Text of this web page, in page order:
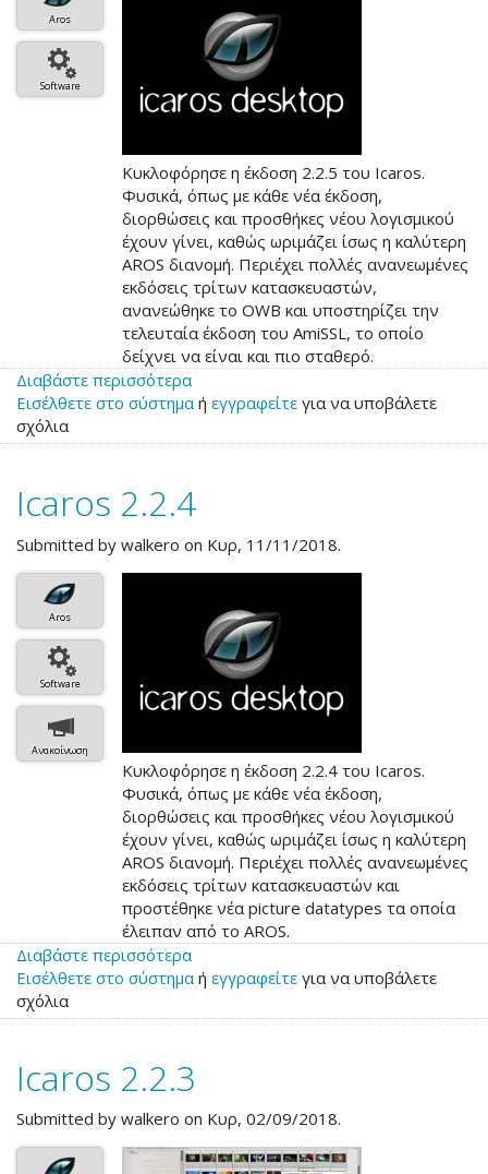
Aros
Software
Κυκλοφόρησε η έκδοση 2.2.5 του Icaros.
Φυσικά, όπως με κάθε νέα έκδοση,
διορθώσεις και προσθήκες νέου λογισμικού
έχουν γίνει, καθώς ωριμάζει ίσως η καλύτερη
AROS διανομή. Περιέχει πολλές ανανεωμένες
εκδόσεις τρίτων κατασκευαστών,
ανανεώθηκε το OWB και υποστηρίζει την
τελευταία έκδοση του AmiSSL, το οποίο
δείχνει να είναι και πιο σταθερό.
Διαβάστε περισσότεραγια
το
Icaros
Εισέλθετε στο σύστημαή εγγραφείτε για να υποβάλετε
σχόλια
Icaros 2.2.4
Submitted by walkero on Κυρ, 11/11/2018.
Aros
Software
Ανακοίνωση
Κυκλοφόρησε η έκδοση 2.2.4 του Icaros.
Φυσικά, όπως με κάθε νέα έκδοση,
διορθώσεις και προσθήκες νέου λογισμικού
έχουν γίνει, καθώς ωριμάζει ίσως η καλύτερη
AROS διανομή. Περιέχει πολλές ανανεωμένες
εκδόσεις τρίτων κατασκευαστών και
προστέθηκε νέα picture datatypes τα οποία
έλειπαν από το AROS.
Διαβάστε περισσότερα
το
2.2.4
Εισέλθετε στο σύστημα ή εγγραφείτε για να υποβάλετε
σχόλια
Icaros 2.2.3
Submitted by walkero on Κυρ, 02/09/2018.